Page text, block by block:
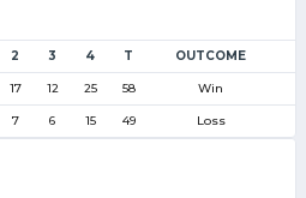
2 3 4 T OUTCOME
17 12 25 58 Win
7 6 15 49 Loss